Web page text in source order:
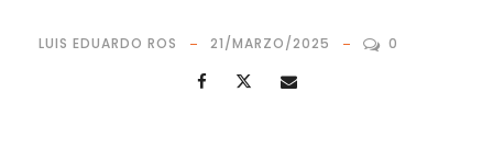
LUIS EDUARDO ROS 21/MARZO/2025 0